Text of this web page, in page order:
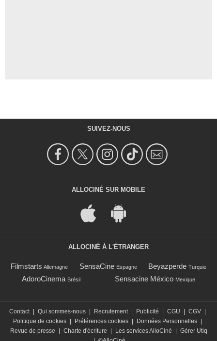
SUIVEZ-NOUS
ALLOCINÉ SUR MOBILE
ALLOCINÉ À L'ÉTRANGER
Filmstarts Allemagne SensaCine Espagne Beyazperde Turquie
AdoroCinema Brésil Sensacine México Mexique
Contact Qui sommes-nous Recrutement Publicité CGU CGV
Politique de cookies
Préférences cookies Données Personnelles
Revue de presse
Charte d'écriture Les services AlloCiné
Gérer Utiq